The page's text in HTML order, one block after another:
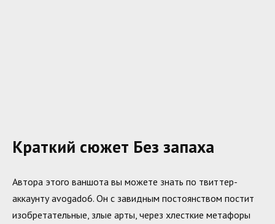
Краткий сюжет Без запаха
Автора этого ваншота вы можете знать по твиттер-
аккаунту avogado6. Он с завидным постоянством постит
изобретательные, злые арты, через хлесткие метафоры